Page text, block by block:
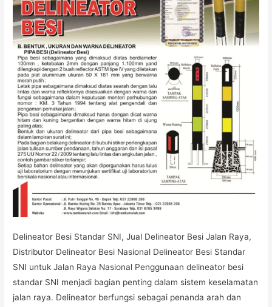
Delineator Besi Standar SNI, Jual Delineator Besi Jalan Raya,
Distributor Delineator Besi Nasional Delineator Besi Standar
SNI untuk Jalan Raya Nasional Penggunaan delineator besi
standar SNI menjadi bagian penting dalam sistem keselamatan
jalan raya. Delineator berfungsi sebagai penanda arah dan